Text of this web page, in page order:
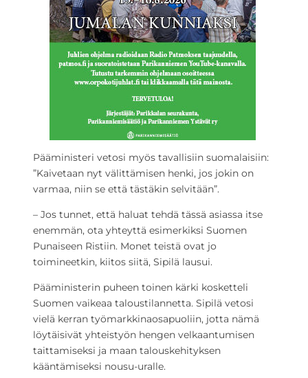
Pääministeri vetosi myös tavallisiin suomalaisiin:
”Kaivetaan nyt välittämisen henki, jos jokin on
varmaa, niin se että tästäkin selvitään”.
– Jos tunnet, että haluat tehdä tässä asiassa itse
enemmän, ota yhteyttä esimerkiksi Suomen
Punaiseen Ristiin. Monet teistä ovat jo
toimineetkin, kiitos siitä, Sipilä lausui.
Pääministerin puheen toinen kärki kosketteli
Suomen vaikeaa taloustilannetta. Sipilä vetosi
vielä kerran työmarkkinaosapuoliin, jotta nämä
löytäisivät yhteistyön hengen velkaantumisen
taittamiseksi ja maan talouskehityksen
kääntämiseksi nousu-uralle.